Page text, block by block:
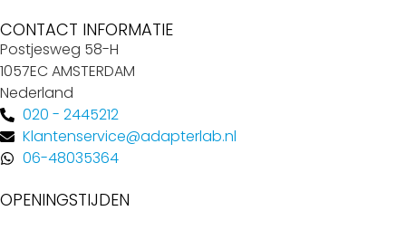
CONTACT INFORMATIE
Postjesweg 58-H
1057EC AMSTERDAM
Nederland
020 - 2445212
Klantenservice@adapterlab.nl
06-48035364
OPENINGSTIJDEN